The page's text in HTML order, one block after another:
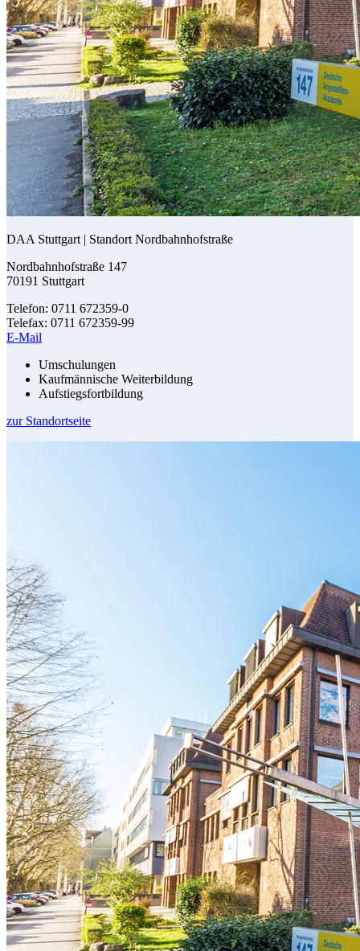
DAA Stuttgart | Standort Nordbahnhofstraße
Nordbahnhofstraße 147
70191 Stuttgart
Telefon: 0711 672359-0
Telefax: 0711 672359-99
E-Mail
Umschulungen
Kaufmännische Weiterbildung
Aufstiegsfortbildung
zur Standortseite